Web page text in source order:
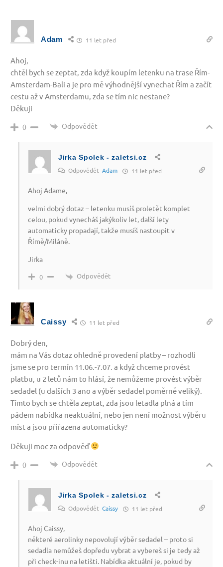
Adam 11 let před
Ahoj,
chtěl bych se zeptat, zda když koupím letenku na trase Řím-
Amsterdam-Bali a je pro mě výhodnější vynechat Řím a začít
cestu až v Amsterdamu, zda se tím nic nestane?
Děkuji
0 Odpovědět
Jirka Spolek - zaletsi.cz
Odpovědět Adam 11 let před
Ahoj Adame,
velmi dobrý dotaz – letenku musíš proletět komplet
celou, pokud vynecháš jakýkoliv let, další lety
automaticky propadají, takže musíš nastoupit v
Římě/Miláně.
Jirka
0 Odpovědět
Caissy 11 let před
Dobrý den,
mám na Vás dotaz ohledně provedení platby – rozhodli
jsme se pro termín 11.06.-7.07. a když chceme provést
platbu, u 2 letů nám to hlásí, že nemůžeme provést výběr
sedadel (u dalších 3 ano a výběr sedadel poměrně veliký).
Tímto bych se chtěla zeptat, zda jsou letadla plná a tím
pádem nabídka neaktuální, nebo jen není možnost výběru
míst a jsou přiřazena automaticky?
Děkuji moc za odpověď
0 Odpovědět
Jirka Spolek - zaletsi.cz
Odpovědět Caissy 11 let před
Ahoj Caissy,
některé aerolinky nepovolují výběr sedadel – proto si
sedadla nemůžeš dopředu vybrat a vybereš si je tedy až
při check-inu na letišti. Nabídka aktuální je, pokud by